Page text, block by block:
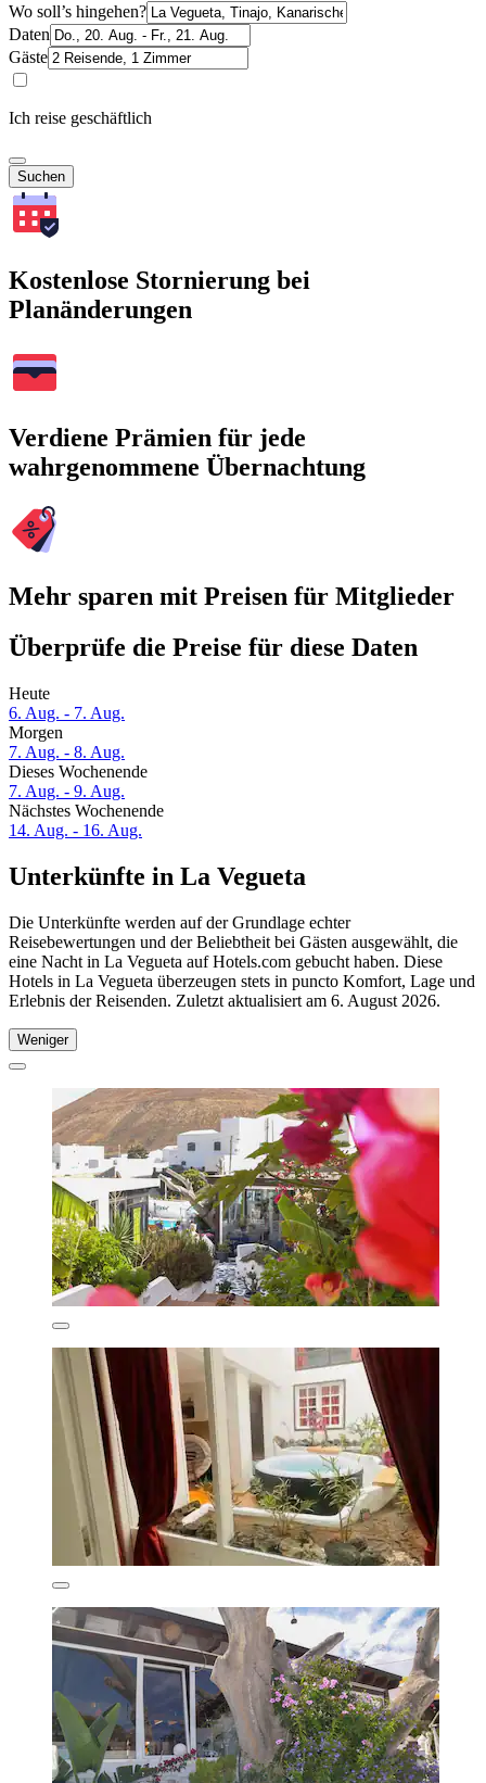
Wo soll’s hingehen?
Daten
Gäste
Ich reise geschäftlich
Suchen
Kostenlose Stornierung bei
Planänderungen
Verdiene Prämien für jede
wahrgenommene Übernachtung
Mehr sparen mit Preisen für Mitglieder
Überprüfe die Preise für diese Daten
Heute
6. Aug. - 7. Aug.
Morgen
7. Aug. - 8. Aug.
Dieses Wochenende
7. Aug. - 9. Aug.
Nächstes Wochenende
14. Aug. - 16. Aug.
Unterkünfte in La Vegueta
Die Unterkünfte werden auf der Grundlage echter
Reisebewertungen und der Beliebtheit bei Gästen ausgewählt, die
eine Nacht in La Vegueta auf Hotels.com gebucht haben. Diese
Hotels in La Vegueta überzeugen stets in puncto Komfort, Lage und
Erlebnis der Reisenden. Zuletzt aktualisiert am 6. August 2026.
Weniger